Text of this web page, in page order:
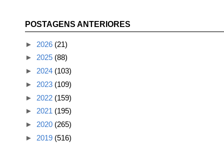
POSTAGENS ANTERIORES
► 2026 (21)
► 2025 (88)
► 2024 (103)
► 2023 (109)
► 2022 (159)
► 2021 (195)
► 2020 (265)
► 2019 (516)